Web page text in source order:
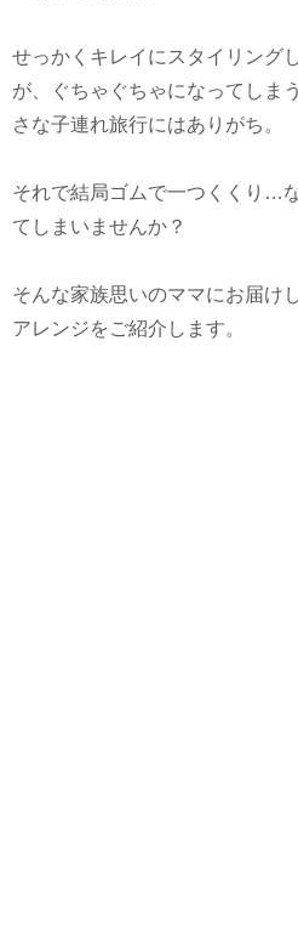
せっかくキレイにスタイリング
が、ぐちゃぐちゃになってしま
さな子連れ旅行にはありがち。
それで結局ゴムで一つくくり…
てしまいませんか？
そんな家族思いのママにお届
アレンジをご紹介します。